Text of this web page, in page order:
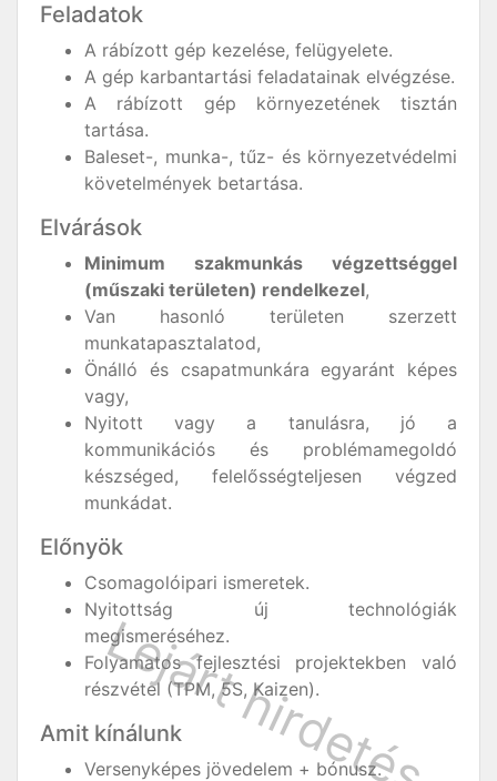
Feladatok
A rábízott gép kezelése, felügyelete.
A gép karbantartási feladatainak elvégzése.
A rábízott gép környezetének tisztán
tartása.
Baleset-, munka-, tűz- és környezetvédelmi
követelmények betartása.
Elvárások
Minimum szakmunkás végzettséggel
(műszaki területen) rendelkezel,
Van hasonló területen szerzett
munkatapasztalatod,
Önálló és csapatmunkára egyaránt képes
vagy,
Nyitott vagy a tanulásra, jó a
kommunikációs és problémamegoldó
készséged, felelősségteljesen végzed
munkádat.
Előnyök
Csomagolóipari ismeretek.
Nyitottság új technológiák
megismeréséhez.
Folyamatos fejlesztési projektekben való
részvétel (TPM, 5S, Kaizen).
Amit kínálunk
Versenyképes jövedelem + bónusz.